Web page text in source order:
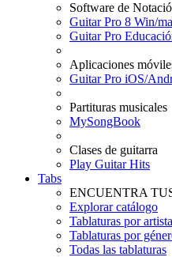
Software de
Guitar Pro 8 Win/
Guitar Pro
Aplicaciones
Guitar Pro iOS/
Partituras musicales
MySongBook
Clases de guitarra
Play Guitar Hits
Tabs
ENCUENTRA
Explorar catálogo
Tablaturas por artista
Tablaturas por
Todas las tablaturas